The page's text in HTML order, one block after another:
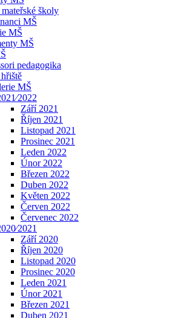
školy
MŠ
MŠ
MŠ
pedagogika
MŠ
Září 2021
Říjen 2021
Listopad 2021
Prosinec 2021
Leden 2022
Únor 2022
Březen 2022
Duben 2022
Květen 2022
Červen 2022
Červenec 2022
Září 2020
Říjen 2020
Listopad 2020
Prosinec 2020
Leden 2021
Únor 2021
Březen 2021
Duben 2021